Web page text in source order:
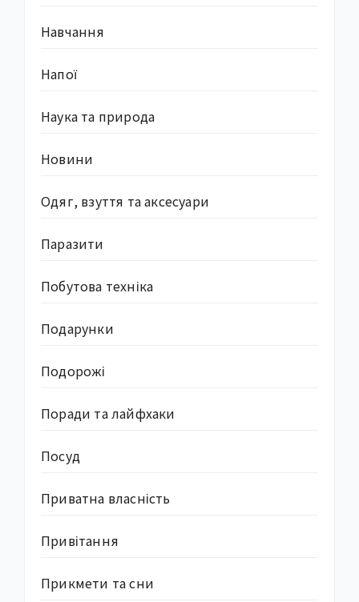
Навчання
Напої
Наука та природа
Новини
Одяг, взуття та аксесуари
Паразити
Побутова техніка
Подарунки
Подорожі
Поради та лайфхаки
Посуд
Приватна власність
Привітання
Прикмети та сни